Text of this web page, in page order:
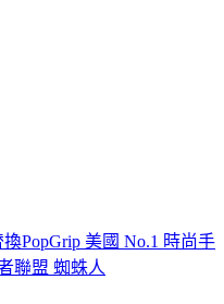
PopGrip 美國 No.1 時尚手
聯盟 蜘蛛人